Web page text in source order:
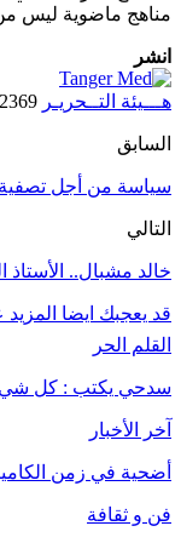
مناهج ماضوية ليس
انشر
هـــيئة التــحريـر 12369
السابق
‫سياسة من أجل تصفية
التالي
خالد مشبال..
قد يعجبك ايضا
القلم الحر
سدحي يكتب : كل
آخر الأخبار
أضحية في زمن
فن و ثقافة